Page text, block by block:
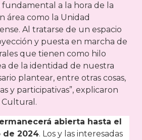
a la hora de la
área como la Unidad
Al tratarse de un espacio
y puesta en marcha de
que tienen como hilo
de la identidad de nuestra
plantear, entre otras cosas,
y participativas”, explicaron
abierta hasta el
de 2024. Los y las interesadas